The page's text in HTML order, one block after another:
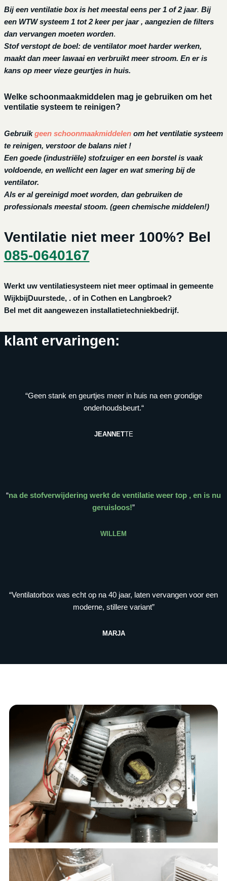
Bij een ventilatie box is het meestal eens per 1 of 2 jaar. Bij
een WTW systeem 1 tot 2 keer per jaar , aangezien de filters
dan vervangen moeten worden.
Stof verstopt de boel: de ventilator moet harder werken,
maakt dan meer lawaai en verbruikt meer stroom. En er is
kans op meer vieze geurtjes in huis.
Welke schoonmaakmiddelen mag je gebruiken om het
ventilatie systeem te reinigen?
Gebruikgeen schoonmaakmiddelen om het ventilatie systeem
te reinigen, verstoor de balans niet !
Een goede (industriële) stofzuiger en een borstel is vaak
voldoende, en wellicht een lager en wat smering bij de
ventilator.
Als er al gereinigd moet worden, dan gebruiken de
professionals meestal stoom. (geen chemische middelen!)
Ventilatie niet meer 100%? Bel
085-0640167
Werkt uw ventilatiesysteem niet meer optimaal in gemeente
WijkbijDuurstede, . of in Cothen en Langbroek?
Bel met dit aangewezen installatietechniekbedrijf.
klant ervaringen:
“Geen stank en geurtjes meer in huis na een grondige
onderhoudsbeurt.“
JEANNETTE
“na de stofverwijdering werkt de ventilatie weer top , en is nu
geruisloos!”
WILLEM
“Ventilatorbox was echt op na 40 jaar, laten vervangen voor een
moderne, stillere variant”
MARJA